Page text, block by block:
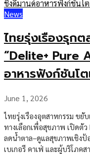
News
ไทยรุ่งเรืองรุก
“Delite+ Pure
อาหารฟังก์ชันโ
June 1, 2026
ไทยรุ่งเรืองอุตสาหกรรม ขยั
ทางเลือกเพื่อสุขภาพ เปิดตั
ลดน้ำตาล–ดูแลสุขภาพเชิงป้
เบเกอรี คาเฟ่ และผู้บริโภค